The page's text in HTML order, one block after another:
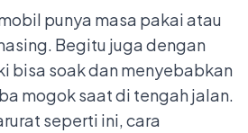
punya masa pakai atau
Begitu juga dengan
bisa soak dan menyebabkan
mogok saat di tengah jalan.
seperti ini, cara